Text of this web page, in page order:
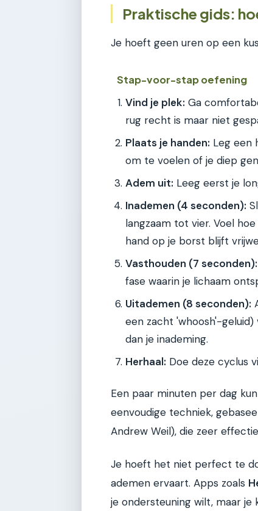
Praktische gids:
Je hoeft geen uren op een
Stap-voor-stap oefening
Vind je plek: Ga
rug recht is maar niet
Plaats je handen: Leg een
om te voelen of je diep
Adem uit: Leeg eerst je
Inademen (4 seconden):
langzaam tot vier. Voel
hand op je borst blijft
Vasthouden (7 seconden):
fase waarin je lichaam
Uitademen (8 seconden):
een zacht 'whoosh'-
dan je inademing.
Herhaal: Doe deze cyclus
Een paar minuten per dag
eenvoudige techniek,
Andrew Weil), die zeer
Je hoeft het niet perfect te
ademen ervaart. Apps zoals
je ondersteuning wilt, maar je